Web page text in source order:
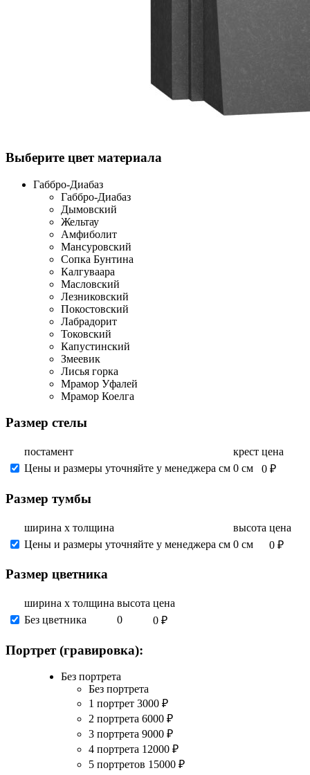
Выберите цвет материала
Габбро-Диабаз
Габбро-Диабаз
Дымовский
Жельтау
Амфиболит
Мансуровский
Сопка Бунтина
Калгуваара
Масловский
Лезниковский
Покостовский
Лабрадорит
Токовский
Капустинский
Змеевик
Лисья горка
Мрамор Уфалей
Мрамор Коелга
Размер стелы
постамент крест цена
Цены и размеры уточняйте у менеджера см 0 см 0 ₽
Размер тумбы
ширина х толщина высота цена
Цены и размеры уточняйте у менеджера см 0 см 0 ₽
Размер цветника
ширина х толщина высота цена
Без цветника
0 0 ₽
Портрет (гравировка):
Без портрета
Без портрета
1 портрет 3000 ₽
2 портрета 6000 ₽
3 портрета 9000 ₽
4 портрета 12000 ₽
5 портретов 15000 ₽